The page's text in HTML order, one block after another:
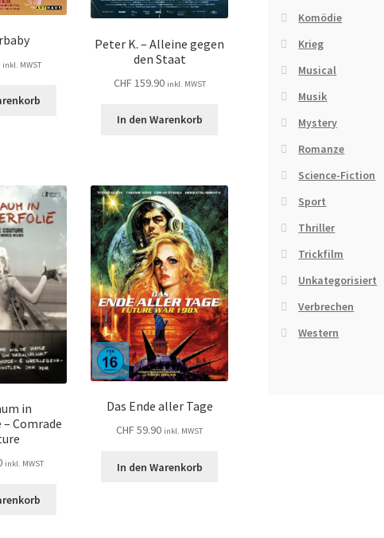
inkl. MWST
Peter K. – Alleine gegen
den Staat
CHF 159.90 inkl. MWST
In den Warenkorb
in
Comrade
inkl. MWST
Das Ende aller Tage
CHF 59.90 inkl. MWST
In den Warenkorb
Komödie
Krieg
Musical
Musik
Mystery
Romanze
Science-Fiction
Sport
Thriller
Trickfilm
Unkategorisiert
Verbrechen
Western